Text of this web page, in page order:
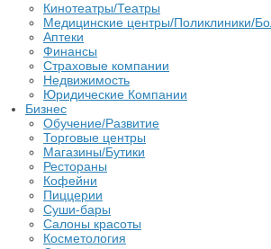
Кинотеатры/Театры
Медицинские центры/Поликлиники/
Аптеки
Финансы
Страховые компании
Недвижимость
Юридические Компании
Бизнес
Обучение/Развитие
Торговые центры
Магазины/Бутики
Рестораны
Кофейни
Пиццерии
Суши-бары
Салоны красоты
Косметология